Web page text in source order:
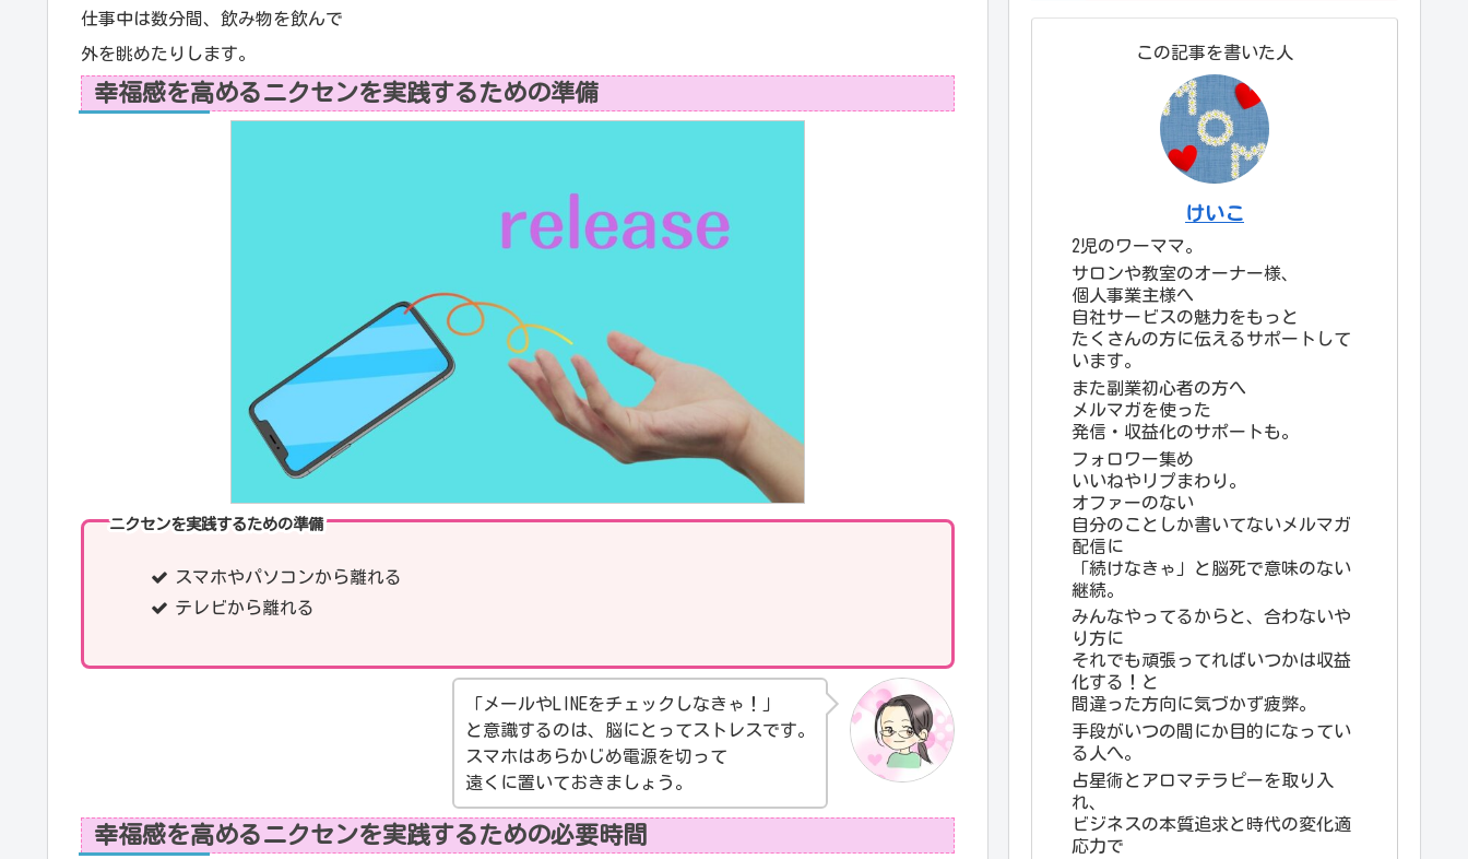
仕事中は数分間、飲み物を飲んで
外を眺めたりします。
幸福感を高めるニクセンを実践するための準備
ニクセンを実践するための準備
スマホやパソコンから離れる
テレビから離れる
「メールやLINEをチェックしなきゃ！」
と意識するのは、脳にとってストレスです。
スマホはあらかじめ電源を切って
遠くに置いておきましょう。
幸福感を高めるニクセンを実践するための必要時間
この記事を書いた人
けいこ
2児のワーママ。
サロンや教室のオーナー様、
個人事業主様へ
自社サービスの魅力をもっと
たくさんの方に伝えるサポートして
います。
また副業初心者の方へ
メルマガを使った
発信・収益化のサポートも。
フォロワー集め
いいねやリプまわり。
オファーのない
自分のことしか書いてないメルマガ
配信に
「続けなきゃ」と脳死で意味のない
継続。
みんなやってるからと、合わないや
り方に
それでも頑張ってればいつかは収益
化する！と
間違った方向に気づかず疲弊。
手段がいつの間にか目的になってい
る人へ。
占星術とアロマテラピーを取り入
れ、
ビジネスの本質追求と時代の変化適
応力で